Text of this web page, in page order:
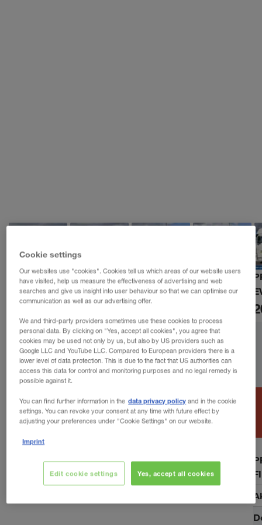
Cookie settings
Our websites use "cookies". Cookies tell us which areas of our website users
have visited, help us measure the effectiveness of advertising and web
searches and give us insight into user behaviour so that we can optimise our
communication as well as our advertising offer.
We and third-party providers sometimes use these cookies to process
personal data. By clicking on "Yes, accept all cookies", you agree that
cookies may be used not only by us, but also by US providers such as
Google LLC and YouTube LLC. Compared to European providers there is a
lower level of data protection. This is due to the fact that US authorities can
access this data for control and monitoring purposes and no legal remedy is
possible against it.
You can find further information in the data privacy policy and in the cookie
settings. You can revoke your consent at any time with future effect by
adjusting your preferences under "Cookie Settings" on our website.
Imprint
Yes, accept all cookies
Edit cookie settings